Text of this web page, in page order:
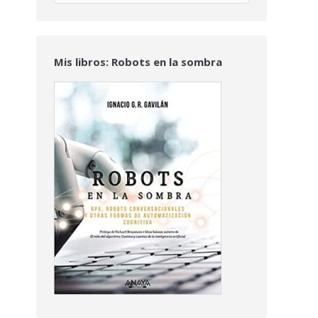
Mis libros: Robots en la sombra